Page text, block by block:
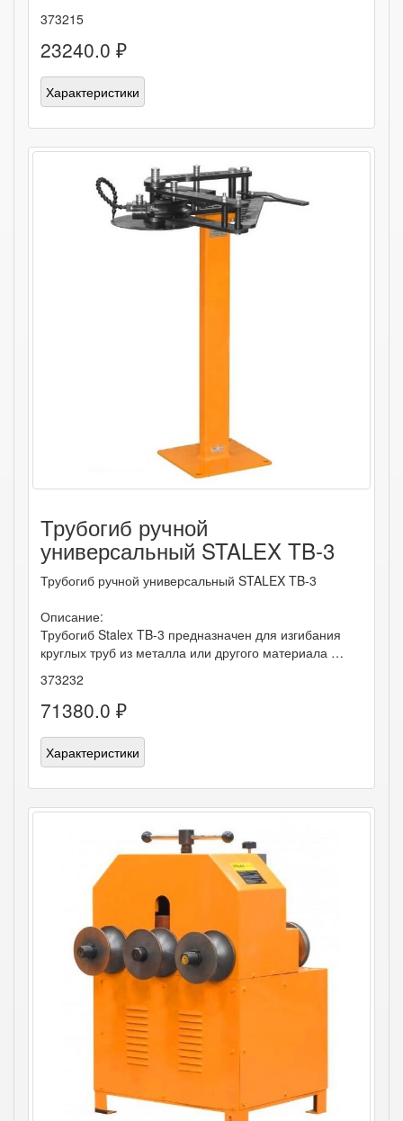
373215
23240.0 ₽
Характеристики
Трубогиб ручной
универсальный STALEX TB-3
Трубогиб ручной универсальный STALEX TB-3
Описание:
Трубогиб Stalex TB-3 предназначен для изгибания
круглых труб из металла или другого материала …
373232
71380.0 ₽
Характеристики